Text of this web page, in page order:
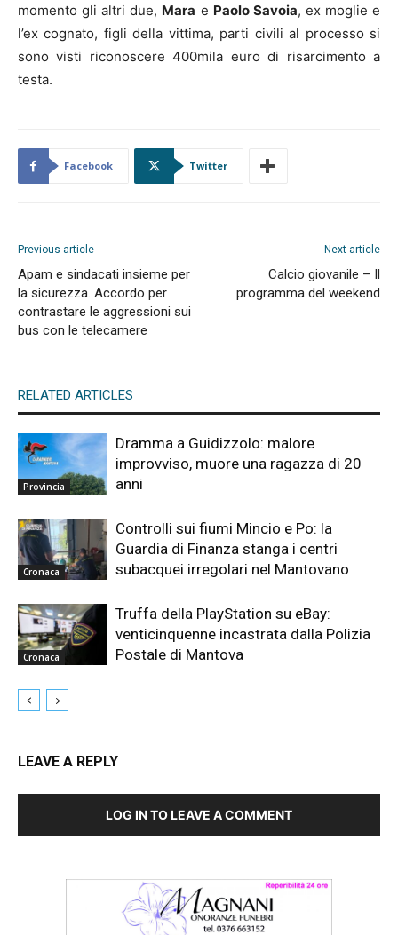
momento gli altri due, Mara e Paolo Savoia, ex moglie e
l’ex cognato, figli della vittima, parti civili al processo si
sono visti riconoscere 400mila euro di risarcimento a
testa.
Facebook Twitter
Previous article
Apam e sindacati insieme per
la sicurezza. Accordo per
contrastare le aggressioni sui
bus con le telecamere
Next article
Calcio giovanile – Il
programma del weekend
RELATED ARTICLES
Provincia
Dramma a Guidizzolo: malore
improvviso, muore una ragazza di 20
anni
Cronaca
Controlli sui fiumi Mincio e Po: la
Guardia di Finanza stanga i centri
subacquei irregolari nel Mantovano
Cronaca
Truffa della PlayStation su eBay:
venticinquenne incastrata dalla Polizia
Postale di Mantova
LEAVE A REPLY
LOG IN TO LEAVE A COMMENT